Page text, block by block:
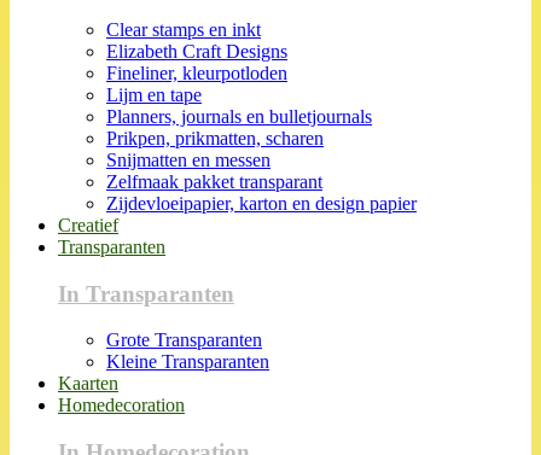
Clear stamps en inkt
Elizabeth Craft Designs
Fineliner, kleurpotloden
Lijm en tape
Planners, journals en bulletjournals
Prikpen, prikmatten, scharen
Snijmatten en messen
Zelfmaak pakket transparant
Zijdevloeipapier, karton en design papier
Creatief
Transparanten
In Transparanten
Grote Transparanten
Kleine Transparanten
Kaarten
Homedecoration